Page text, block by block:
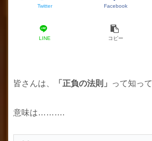
Twitter Facebook
LINE コピー
皆さんは、 「正負の法則」 って知っ
意味は……….